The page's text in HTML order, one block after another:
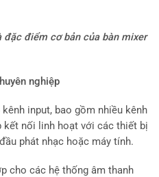
đặc điểm cơ bản của bàn mixer
nghiệp
input, bao gồm nhiều kênh
nối linh hoạt với các thiết bị
phát nhạc hoặc máy tính.
cho các hệ thống âm thanh